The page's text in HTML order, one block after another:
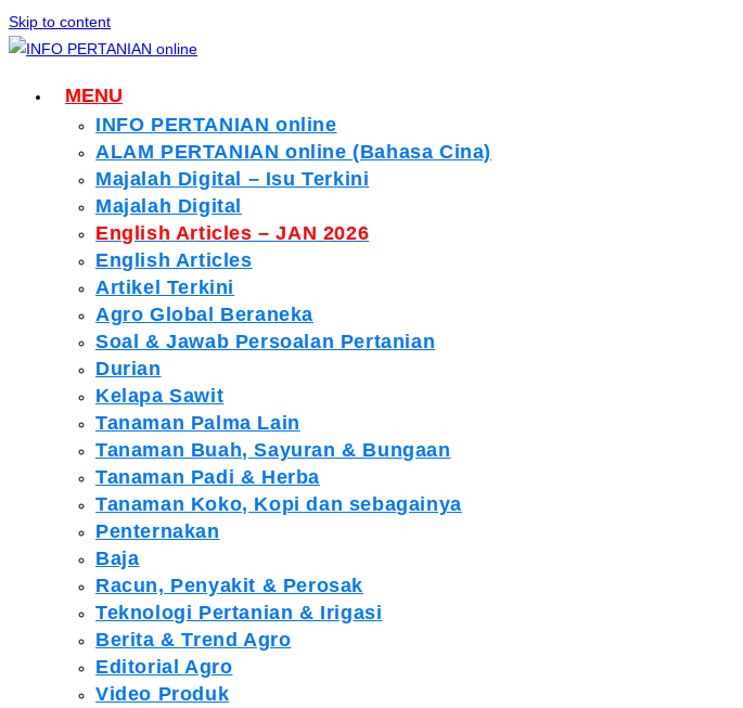
Skip to content
MENU
INFO PERTANIAN online
ALAM PERTANIAN online (Bahasa Cina)
Majalah Digital – Isu Terkini
Majalah Digital
English Articles – JAN 2026
English Articles
Artikel Terkini
Agro Global Beraneka
Soal & Jawab Persoalan Pertanian
Durian
Kelapa Sawit
Tanaman Palma Lain
Tanaman Buah, Sayuran & Bungaan
Tanaman Padi & Herba
Tanaman Koko, Kopi dan sebagainya
Penternakan
Baja
Racun, Penyakit & Perosak
Teknologi Pertanian & Irigasi
Berita & Trend Agro
Editorial Agro
Video Produk